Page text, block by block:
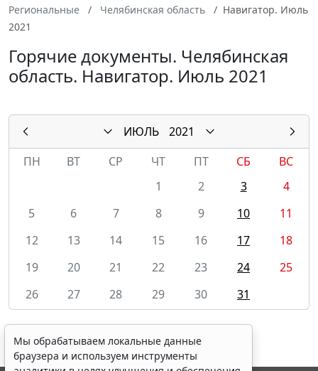
Региональные
Челябинская область
Навигатор. Июль
2021
Горячие документы. Челябинская
область. Навигатор. Июль 2021
ИЮЛЬ
2021
ПН
ВТ СР ЧТ ПТ СБ
ВС
1
2 3
4
5
6 7 8 9 10
11
12
13 14 15 16 17
18
19
20 21 22 23 24
25
26
27 28 29 30 31
Мы обрабатываем локальные данные
браузера и используем инструменты